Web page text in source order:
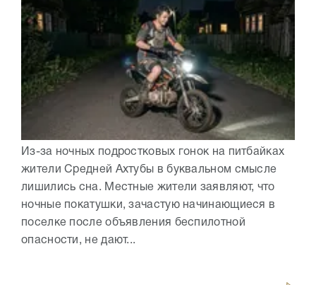
Из-за ночных подростковых гонок на питбайках
жители Средней Ахтубы в буквальном смысле
лишились сна. Местные жители заявляют, что
ночные покатушки, зачастую начинающиеся в
поселке после объявления беспилотной
опасности, не дают...